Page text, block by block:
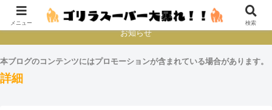
本とか映画とかゲームプレイとか
お知らせ
本ブログのコンテンツにはプロモーションが含まれている場合があります。
詳細
メニュー 検索